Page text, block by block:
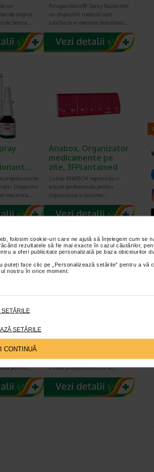
folosim cookie-uri care ne ajută să înțelegem cum se
rezultatele să fie mai exacte în cazul căutărilor,
a oferi publicitate personalizată pe baza obiceiurilor
face clic pe „Personalizează setările” pentru a vă
nostru în orice moment.
SETĂRILE
SETĂRILE
CONTINUĂ
un
de origine
de Senna…
Rinopanteina® Spray Nazal este
un dispozitiv medical care
lubrifiaza si mentine hidratarea…
Dispozitiv
mecanica…
Anabox, Organizator
medicamente pe
zile, 3FPlantamed
Cutiile ANABOX reprezinta o
solutie profesionala pentru
organizarea si dozarea…
zilnic,
medicamente
reprezinta
pentru…
Plantamed
osmotica cu efect antiedematos.
Inhiba procesul evolutiv al…